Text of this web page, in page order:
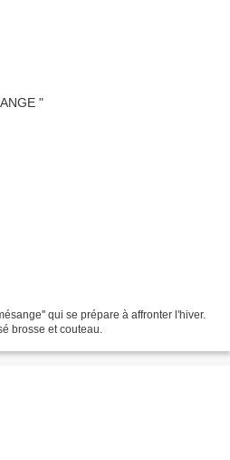
qui se prépare à affronter l'hiver.
brosse et couteau.